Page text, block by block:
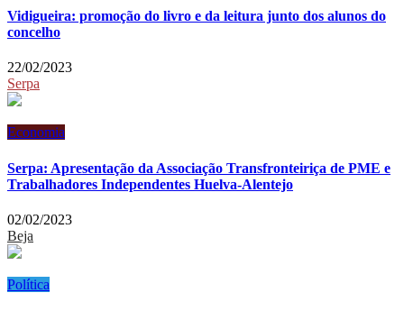
Vidigueira: promoção do livro e da leitura junto dos alunos do
concelho
22/02/2023
Serpa
Economia
Serpa: Apresentação da Associação Transfronteiriça de PME e
Trabalhadores Independentes Huelva-Alentejo
02/02/2023
Beja
Política